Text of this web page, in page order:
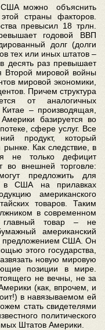
США можно объяснить
страны факторов.
превысил 18 трлн.
годовой ВВП
долг (долги
тех или иных штатов –
десять раз превышает
Второй мировой войны
мировой экономики,
Причем структура
от аналогичных
– производящая,
базируется во
сфере услуг. Все
продукт, который
Как следствие, в
не только дефицит
во внешней торговле:
предложить для
в США на прилавках
американского
товаров. Таким
в современном
главный товар – не
американский
предложением США. Он
этого государства,
новую мировую
позиции в мире.
не вечны, не за
(как, впрочем, и
в навязываемом ей
стать свидетелями
политического
Штатов Америки.